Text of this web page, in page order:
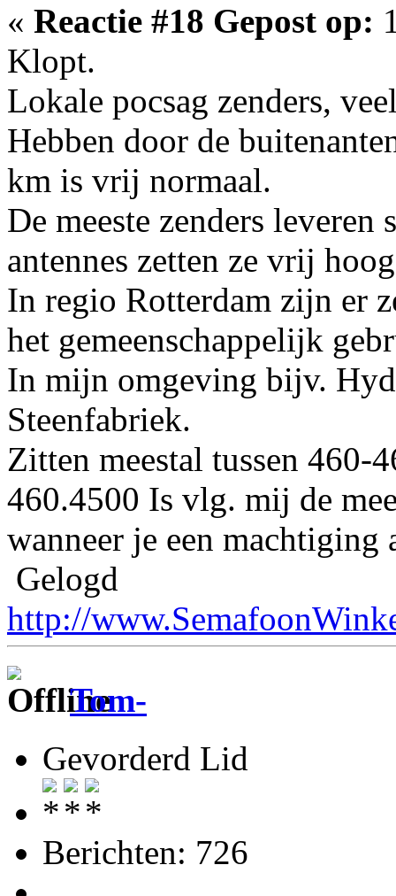
« Reactie #18 Gepost op:
Klopt.
Lokale pocsag zenders,
Hebben door de
km is vrij normaal.
De meeste zenders leveren
antennes zetten ze vrij
In regio Rotterdam zijn er
het gemeenschappelijk
In mijn omgeving bijv.
Steenfabriek.
Zitten meestal tussen 460-
460.4500 Is vlg. mij de
wanneer je een machtiging
Gelogd
http://
Tom-
Gevorderd Lid
Berichten: 726